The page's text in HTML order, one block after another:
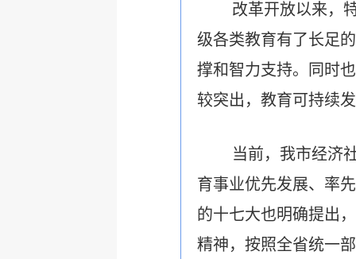
改革开放以来，
级各类教育有了长足
撑和智力支持。同时
较突出，教育可持续
当前，我市经济
育事业优先发展、率
的十七大也明确提出
精神，按照全省统一